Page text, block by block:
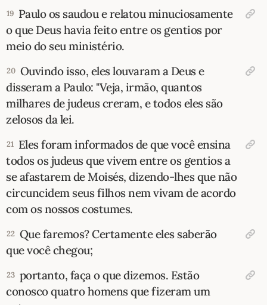
19 Paulo os saudou e relatou minuciosamente
o que Deus havia feito entre os gentios por
meio do seu ministério.
20 Ouvindo isso, eles louvaram a Deus e
disseram a Paulo: "Veja, irmão, quantos
milhares de judeus creram, e todos eles são
zelosos da lei.
21 Eles foram informados de que você ensina
todos os judeus que vivem entre os gentios a
se afastarem de Moisés, dizendo-lhes que não
circuncidem seus filhos nem vivam de acordo
com os nossos costumes.
22 Que faremos? Certamente eles saberão
que você chegou;
23 portanto, faça o que dizemos. Estão
conosco quatro homens que fizeram um